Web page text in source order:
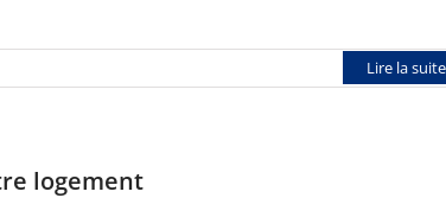
Lire la suite
logement